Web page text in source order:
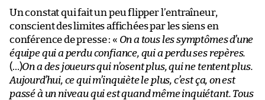
Un constat qui fait un peu flipper l’entraîneur,
conscient des limites affichées par les siens en
conférence de presse : « On a tous les symptômes d’une
équipe qui a perdu confiance, qui a perdu ses repères.
(…)On a des joueurs qui n’osent plus, qui ne tentent plus.
Aujourd’hui, ce qui m’inquiète le plus, c’est ça, on est
passé à un niveau qui est quand même inquiétant. Tous